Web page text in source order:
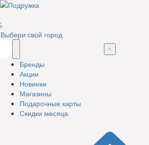
Выбери свой город
Бренды
Акции
Новинки
Магазины
Подарочные карты
Скидки месяца